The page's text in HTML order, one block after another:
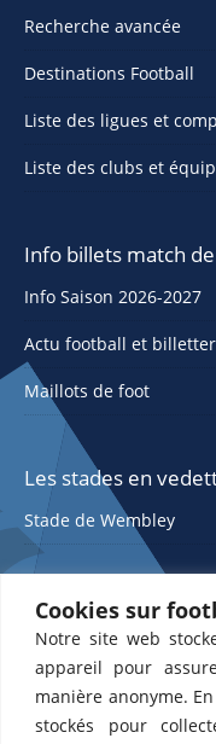
Cookies sur
Notre site web
appareil pour
manière anonyme.
stockés pour
Recherche avancée
Destinations Football
Liste des ligues et
Liste des clubs et
Info billets match
Info Saison 2026-2027
Actu football et
Maillots de foot
Les stades en
Stade de Wembley